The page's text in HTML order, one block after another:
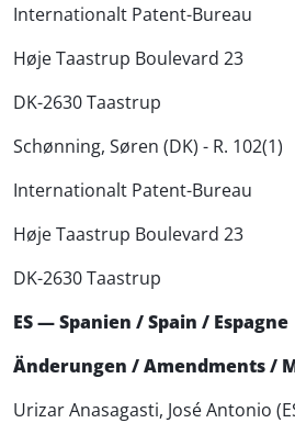
Internationalt Patent-Bureau
Høje Taastrup Boulevard 23
DK-2630 Taastrup
Schønning, Søren (DK) - R. 102(1)
Internationalt Patent-Bureau
Høje Taastrup Boulevard 23
DK-2630 Taastrup
ES — Spanien / Spain / Espagne
Änderungen / Amendments /
Urizar Anasagasti, José Antonio